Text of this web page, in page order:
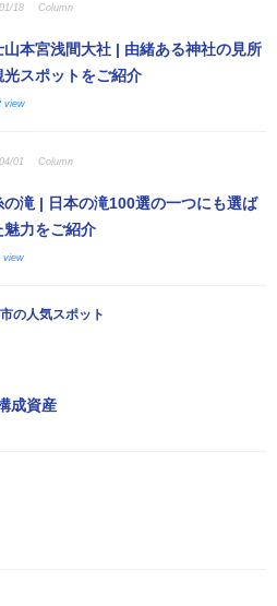
18 Column
山本宮浅間大社 | 由緒ある神社の見所
光スポットをご紹介
view
01 Column
の滝 | 日本の滝100選の一つにも選ば
魅力をご紹介
view
の人気スポット
成資産